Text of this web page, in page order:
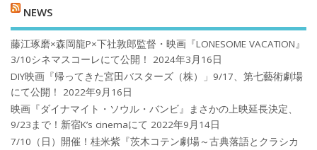
NEWS
藤江琢磨×森岡龍P×下社敦郎監督・映画『LONESOME VACATION』
3/10シネマスコーレにて公開！
2024年3月16日
DIY映画『帰ってきた宮田バスターズ（株）」9/17、第七藝術劇場
にて公開！
2022年9月16日
映画『ダイナマイト・ソウル・バンビ』まさかの上映延長決定、
9/23まで！新宿K’s cinemaにて 2022年9月14日
7/10（日）開催！桂米紫『茨木コテン劇場～古典落語とクラシカ